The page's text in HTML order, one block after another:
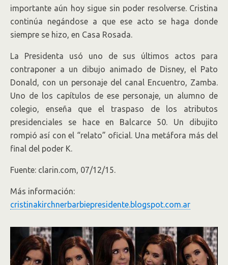
importante aún hoy sigue sin poder resolverse. Cristina
continúa negándose a que ese acto se haga donde
siempre se hizo, en Casa Rosada.
La Presidenta usó uno de sus últimos actos para
contraponer a un dibujo animado de Disney, el Pato
Donald, con un personaje del canal Encuentro, Zamba.
Uno de los capítulos de ese personaje, un alumno de
colegio, enseña que el traspaso de los atributos
presidenciales se hace en Balcarce 50. Un dibujito
rompió así con el “relato” oficial. Una metáfora más del
final del poder K.
Fuente: clarin.com, 07/12/15.
Más información:
cristinakirchnerbarbiepresidente.blogspot.com.ar